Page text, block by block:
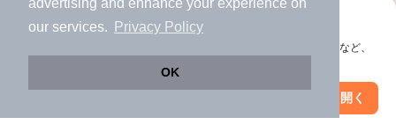
advertising and enhance your experience on
our services.
Privacy Policy
OK
アプリに切り替えて、サクサクお部屋探し
会員登録なしですぐ使える。マップ検索やお気に入り保存など、
アプリを開く
バス・トイレ別 2階以上
洗濯機置場あり 独立洗面台
絞り込み条件を変更